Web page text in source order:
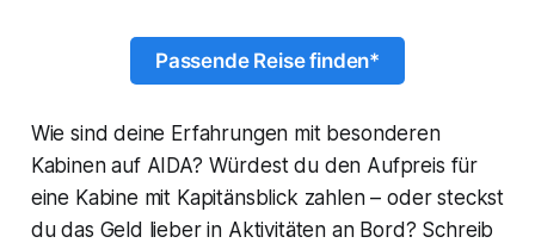
Passende Reise finden*
Wie sind deine Erfahrungen mit besonderen
Kabinen auf AIDA? Würdest du den Aufpreis für
eine Kabine mit Kapitänsblick zahlen – oder steckst
du das Geld lieber in Aktivitäten an Bord? Schreib